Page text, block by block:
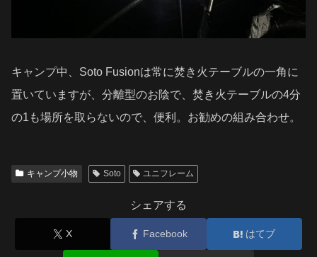
キャンプ中、Soto Fusionは常に焚き火テーブルの一角に
置いていますが、分離型のお陰で、焚き火テーブルの4分
の1も場所を取らないので、便利。お勧めの組み合わせ。
キャンプ小物 Soto ユニフレーム
シェアする
X Facebook はてブ